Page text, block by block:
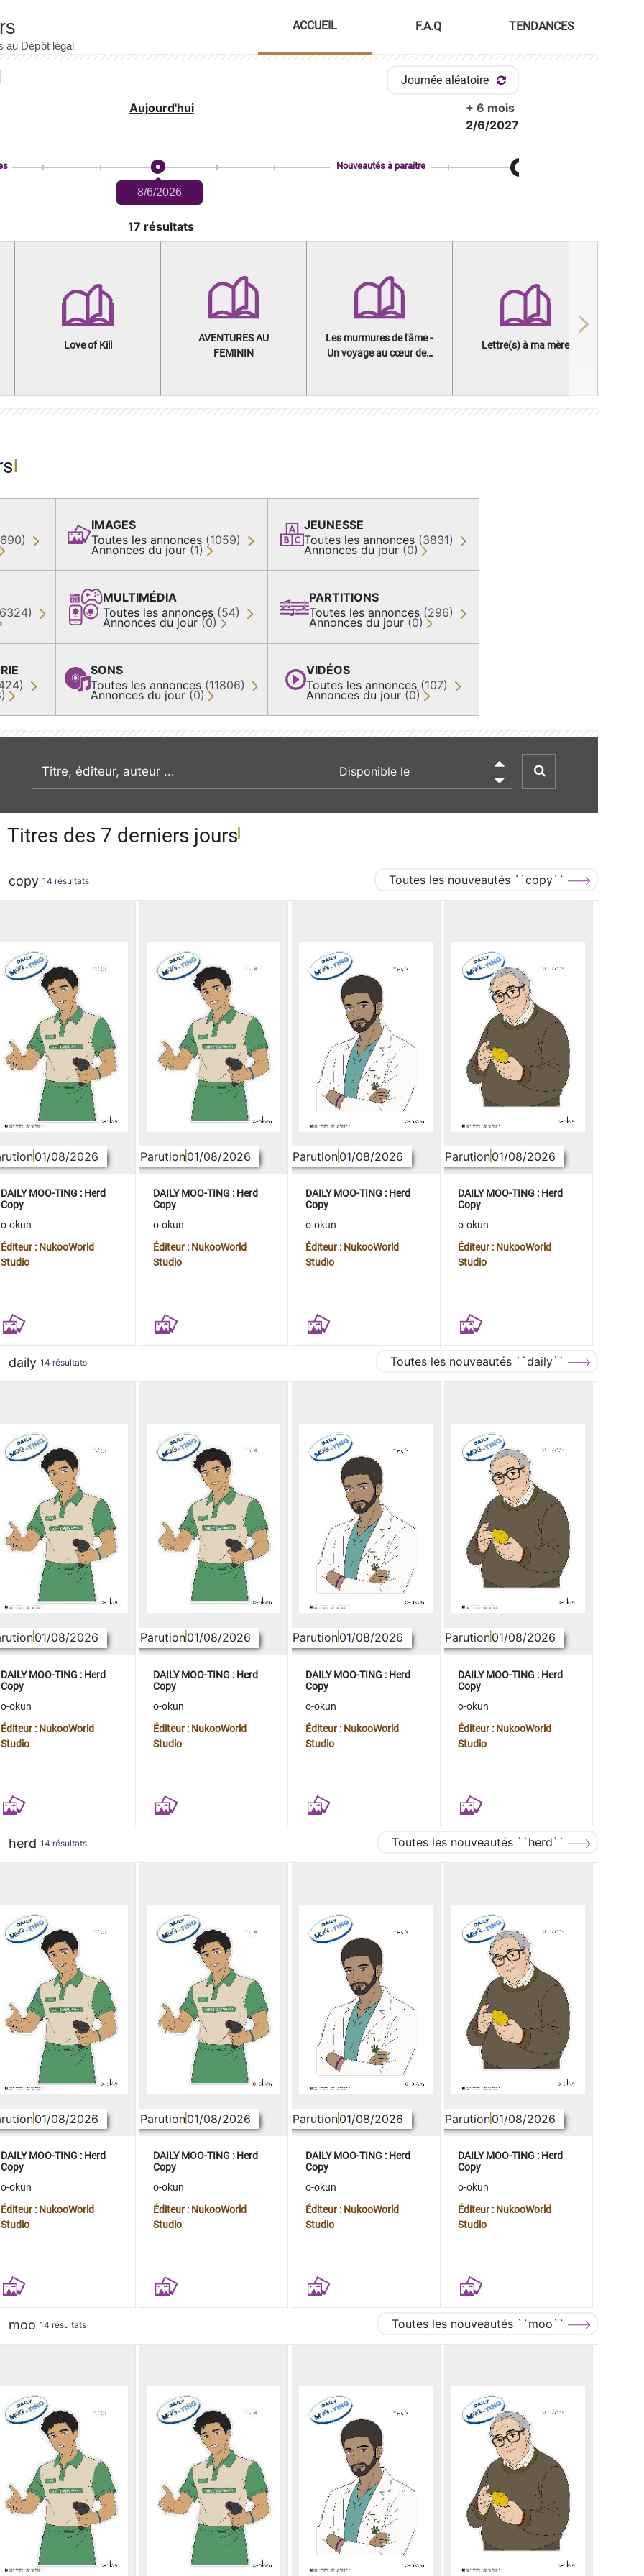
ACCUEIL F.A.Q TENDANCES
Journée aléatoire
Aujourd'hui
+ 6 mois
2/6/2027
8/6/2026
Nouveautés à paraître
17 résultats
Love of Kill
AVENTURES AU
FEMININ
Les murmures de l'âme -
Un voyage au cœur des
Lettre(s) à ma mère
Next
IMAGES
Toutes les annonces (1059)
Annonces du jour (1)
MULTIMÉDIA
Toutes les annonces (54)
Annonces du jour (0)
SONS
Toutes les annonces (11806)
Annonces du jour (0)
JEUNESSE
Toutes les annonces (3831)
Annonces du jour (0)
PARTITIONS
Toutes les annonces (296)
Annonces du jour (0)
VIDÉOS
Toutes les annonces (107)
Annonces du jour (0)
recherche par mot clé

Titres des 7 derniers jours
copy 14 résultats Toutes les nouveautés ``copy``
01/08/2026
DAILY MOO-TING : Herd
Copy
o-okun
Éditeur : NukooWorld
Studio
Parution01/08/2026
DAILY MOO-TING : Herd
Copy
o-okun
Éditeur : NukooWorld
Studio
Parution01/08/2026
DAILY MOO-TING : Herd
Copy
o-okun
Éditeur : NukooWorld
Studio
Parution01/08/2026
DAILY MOO-TING : Herd
Copy
o-okun
Éditeur : NukooWorld
Studio
daily 14 résultats Toutes les nouveautés ``daily``
01/08/2026
DAILY MOO-TING : Herd
Copy
o-okun
Éditeur : NukooWorld
Studio
Parution01/08/2026
DAILY MOO-TING : Herd
Copy
o-okun
Éditeur : NukooWorld
Studio
Parution01/08/2026
DAILY MOO-TING : Herd
Copy
o-okun
Éditeur : NukooWorld
Studio
Parution01/08/2026
DAILY MOO-TING : Herd
Copy
o-okun
Éditeur : NukooWorld
Studio
herd 14 résultats Toutes les nouveautés ``herd``
01/08/2026
DAILY MOO-TING : Herd
Copy
o-okun
Éditeur : NukooWorld
Studio
Parution01/08/2026
DAILY MOO-TING : Herd
Copy
o-okun
Éditeur : NukooWorld
Studio
Parution01/08/2026
DAILY MOO-TING : Herd
Copy
o-okun
Éditeur : NukooWorld
Studio
Parution01/08/2026
DAILY MOO-TING : Herd
Copy
o-okun
Éditeur : NukooWorld
Studio
moo 14 résultats Toutes les nouveautés ``moo``